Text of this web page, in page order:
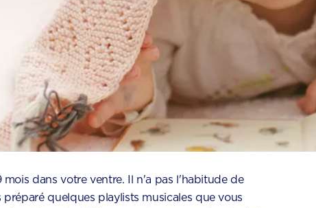
dans votre ventre. Il n'a pas l'habitude de
quelques playlists musicales que vous